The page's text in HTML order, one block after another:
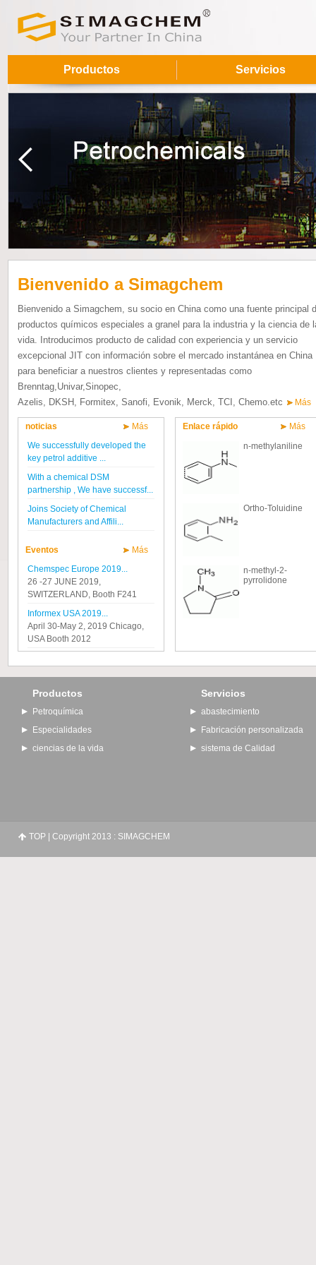
Productos Servicios
Bienvenido a Simagchem
Bienvenido a Simagchem, su socio en China como una fuente principal
productos químicos especiales a granel para la industria y la ciencia de
vida. Introducimos producto de calidad con experiencia y un servicio
excepcional JIT con información sobre el mercado instantánea en China
para beneficiar a nuestros clientes y representadas como
Brenntag,Univar,Sinopec,
Azelis, DKSH, Formitex, Sanofi, Evonik, Merck, TCI, Chemo.etc
Más
Más
noticias
We successfully developed the
key petrol additive ...
With a chemical DSM
partnership , We have successf...
Joins Society of Chemical
Manufacturers and Affili...
Más
Eventos
Chemspec Europe 2019...
26 -27 JUNE 2019,
SWITZERLAND, Booth F241
Informex USA 2019...
April 30-May 2, 2019 Chicago,
USA Booth 2012
Más
Enlace rápido
n-methylaniline
Ortho-Toluidine
n-methyl-2-
pyrrolidone
Productos
Petroquímica
Especialidades
ciencias de la vida
Servicios
abastecimiento
Fabricación personalizada
sistema de Calidad
TOP| Copyright 2013 : SIMAGCHEM